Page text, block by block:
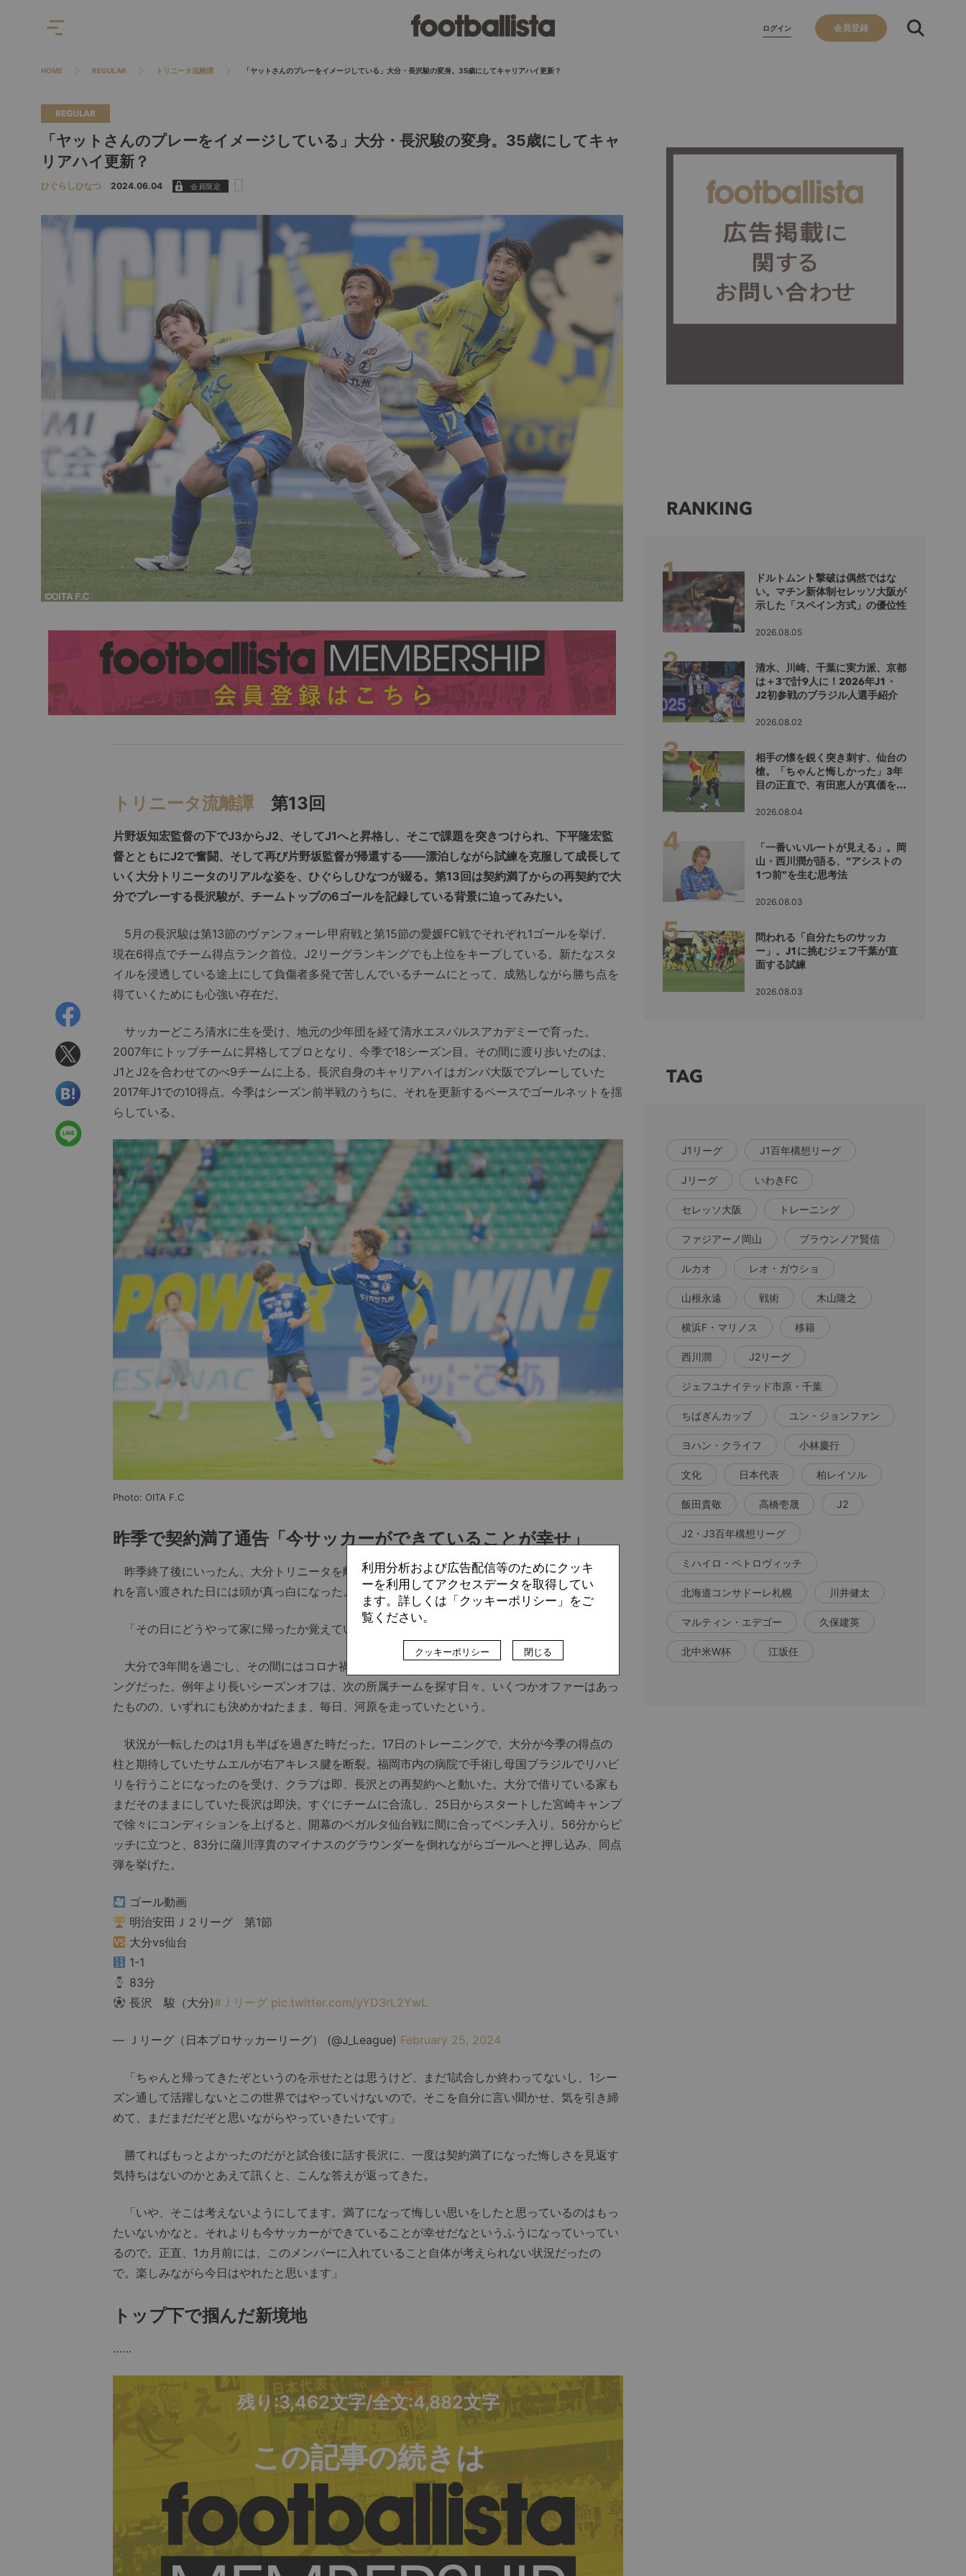
ログイン 会員登録
HOME REGULAR トリニータ流離譚 「ヤットさんのプレーをイメージしている」大分・長沢駿の変身。35歳にしてキャリアハイ更新？
REGULAR
「ヤットさんのプレーをイメージしている」大分・長沢駿の変身。35歳にしてキャ
リアハイ更新？
ひぐらしひなつ 2024.06.04
トリニータ流離譚 第13回
片野坂知宏監督の下でJ3からJ2、そしてJ1へと昇格し、そこで課題を突きつけられ、下平隆宏監
督とともにJ2で奮闘、そして再び片野坂監督が帰還する――漂泊しながら試練を克服して成長して
いく大分トリニータのリアルな姿を、ひぐらしひなつが綴る。第13回は契約満了からの再契約で大
分でプレーする長沢駿が、チームトップの6ゴールを記録している背景に迫ってみたい。
5月の長沢駿は第13節のヴァンフォーレ甲府戦と第15節の愛媛FC戦でそれぞれ1ゴールを挙げ、
現在6得点でチーム得点ランク首位。J2リーグランキングでも上位をキープしている。新たなスタ
イルを浸透している途上にして負傷者多発で苦しんでいるチームにとって、成熟しながら勝ち点を
得ていくためにも心強い存在だ。
サッカーどころ清水に生を受け、地元の少年団を経て清水エスパルスアカデミーで育った。
2007年にトップチームに昇格してプロとなり、今季で18シーズン目。その間に渡り歩いたのは、
J1とJ2を合わせてのべ9チームに上る。長沢自身のキャリアハイはガンバ大阪でプレーしていた
2017年J1での10得点。今季はシーズン前半戦のうちに、それを更新するペースでゴールネットを揺
らしている。
Photo: OITA F.C
昨季で契約満了通告「今サッカーができていることが幸せ」
昨季終了後にいったん、大分トリニータを離れていた。長沢にとっては人生初の契約満了で、そ
れを言い渡された日には頭が真っ白になった。
「その日にどうやって家に帰ったか覚えていないし、それから1週間くらいは眠れなかった」
大分で3年間を過ごし、その間にはコロナ禍も乗り越えて、周囲に知り合いも増えてきたタイミ
ングだった。例年より長いシーズンオフは、次の所属チームを探す日々。いくつかオファーはあっ
たものの、いずれにも決めかねたまま、毎日、河原を走っていたという。
状況が一転したのは1月も半ばを過ぎた時だった。17日のトレーニングで、大分が今季の得点の
柱と期待していたサムエルが右アキレス腱を断裂。福岡市内の病院で手術し母国ブラジルでリハビ
リを行うことになったのを受け、クラブは即、長沢との再契約へと動いた。大分で借りている家も
まだそのままにしていた長沢は即決。すぐにチームに合流し、25日からスタートした宮崎キャンプ
で徐々にコンディションを上げると、開幕のベガルタ仙台戦に間に合ってベンチ入り。56分からピ
ッチに立つと、83分に薩川淳貴のマイナスのグラウンダーを倒れながらゴールへと押し込み、同点
弾を挙げた。
ゴール動画
明治安田Ｊ２リーグ 第1節
大分vs仙台
1-1
83分
長沢 駿（大分)#Ｊリーグ pic.twitter.com/yYD3rL2YwL
— Ｊリーグ（日本プロサッカーリーグ） (@J_League) February 25, 2024
「ちゃんと帰ってきたぞというのを示せたとは思うけど、まだ1試合しか終わってないし、1シー
ズン通して活躍しないとこの世界ではやっていけないので。そこを自分に言い聞かせ、気を引き締
めて、まだまだだぞと思いながらやっていきたいです」
勝てればもっとよかったのだがと試合後に話す長沢に、一度は契約満了になった悔しさを見返す
気持ちはないのかとあえて訊くと、こんな答えが返ってきた。
「いや、そこは考えないようにしてます。満了になって悔しい思いをしたと思っているのはもっ
たいないかなと。それよりも今サッカーができていることが幸せだなというふうになっていってい
るので。正直、1カ月前には、このメンバーに入れていること自体が考えられない状況だったの
で。楽しみながら今日はやれたと思います」
トップ下で掴んだ新境地
……
残り:3,462文字/全文:4,882文字
この記事の続きは
RANKING
ドルトムント撃破は偶然ではな
い。マチン新体制セレッソ大阪が
示した「スペイン方式」の優位性
2026.08.05
清水、川崎、千葉に実力派、京都
は＋3で計9人に！2026年J1・
J2初参戦のブラジル人選手紹介
2026.08.02
相手の懐を鋭く突き刺す、仙台の
槍。「ちゃんと悔しかった」3年
目の正直で、有田恵人が真価を示
2026.08.04
「一番いいルートが見える」。岡
山・西川潤が語る、“アシストの
1つ前”を生む思考法
2026.08.03
問われる「自分たちのサッカ
ー」。J1に挑むジェフ千葉が直
面する試練
2026.08.03
TAG
J1リーグ J1百年構想リーグ
Jリーグ いわきFC
セレッソ大阪 トレーニング
ファジアーノ岡山 ブラウンノア賢信
ルカオ レオ・ガウショ
山根永遠 戦術 木山隆之
横浜F・マリノス 移籍
西川潤 J2リーグ
ジェフユナイテッド市原・千葉
ちばぎんカップ ユン・ジョンファン
ヨハン・クライフ 小林慶行
文化 日本代表 柏レイソル
飯田貴敬 高橋壱晟 J2
J2・J3百年構想リーグ
ミハイロ・ペトロヴィッチ
北海道コンサドーレ札幌 川井健太
マルティン・エデゴー 久保建英
北中米W杯 江坂任
利用分析および広告配信等のためにクッキ
ーを利用してアクセスデータを取得してい
ます。詳しくは「クッキーポリシー」をご
覧ください。
クッキーポリシー 閉じる